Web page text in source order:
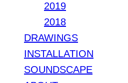
2019
2018
DRAWINGS
INSTALLATION
SOUNDSCAPE